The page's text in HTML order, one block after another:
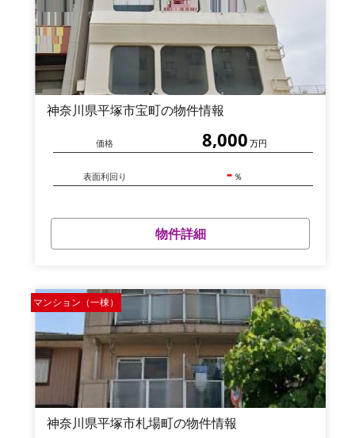
神奈川県平塚市宝町の物件情報
価格 8,000 万円
表面利回り - ％
物件詳細
マンション（一棟）
神奈川県平塚市札場町の物件情報